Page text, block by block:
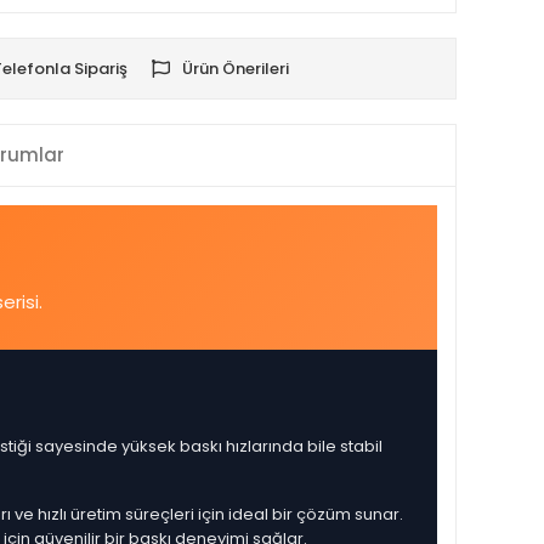
Sipariş Ürün Önerileri
sayesinde yüksek baskı hızlarında bile stabil
ve hızlı üretim süreçleri için ideal bir çözüm sunar.
güvenilir bir baskı deneyimi sağlar.